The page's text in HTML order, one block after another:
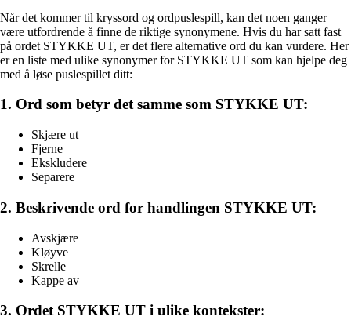
Når det kommer til kryssord og ordpuslespill, kan det noen ganger
være utfordrende å finne de riktige synonymene. Hvis du har satt fast
på ordet STYKKE UT, er det flere alternative ord du kan vurdere. Her
er en liste med ulike synonymer for STYKKE UT som kan hjelpe deg
med å løse puslespillet ditt:
1. Ord som betyr det samme som STYKKE UT:
Skjære ut
Fjerne
Ekskludere
Separere
2. Beskrivende ord for handlingen STYKKE UT:
Avskjære
Kløyve
Skrelle
Kappe av
3. Ordet STYKKE UT i ulike kontekster: